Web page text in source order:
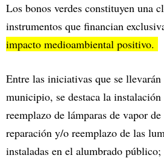
Los bonos verdes constituyen una
instrumentos que financian
impacto medioambiental positivo.
Entre las iniciativas que se llevarán
municipio, se destaca la
reemplazo de lámparas de vapor
reparación y/o reemplazo de las
instaladas en el alumbrado